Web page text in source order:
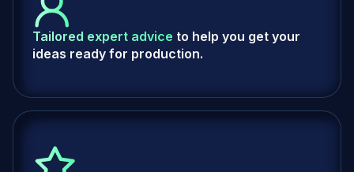
Tailored expert advice to help you get your
ideas ready for production.